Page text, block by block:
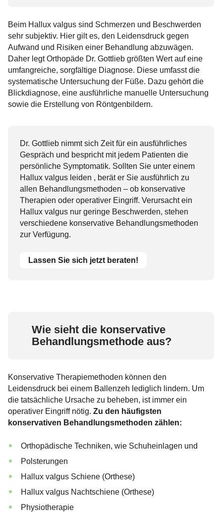
Beim Hallux valgus sind Schmerzen und Beschwerden
sehr subjektiv. Hier gilt es, den Leidensdruck gegen
Aufwand und Risiken einer Behandlung abzuwägen.
Daher legt Orthopäde Dr. Gottlieb größten Wert auf eine
umfangreiche, sorgfältige Diagnose. Diese umfasst die
systematische Untersuchung der Füße. Dazu gehört die
Blickdiagnose, eine ausführliche manuelle Untersuchung
sowie die Erstellung von Röntgenbildern.
Dr. Gottlieb nimmt sich Zeit für ein ausführliches
Gespräch und bespricht mit jedem Patienten die
persönliche Symptomatik. Sollten Sie unter einem
Hallux valgus leiden , berät er Sie ausführlich zu
allen Behandlungsmethoden – ob konservative
Therapien oder operativer Eingriff. Verursacht ein
Hallux valgus nur geringe Beschwerden, stehen
verschiedene konservative Behandlungsmethoden
zur Verfügung.
Lassen Sie sich jetzt beraten!
Wie sieht die konservative
Behandlungsmethode aus?
Konservative Therapiemethoden können den
Leidensdruck bei einem Ballenzeh lediglich lindern. Um
die tatsächliche Ursache zu beheben, ist immer ein
operativer Eingriff nötig. Zu den häufigsten
konservativen Behandlungsmethoden zählen:
Orthopädische Techniken, wie Schuheinlagen und
Polsterungen
Hallux valgus Schiene (Orthese)
Hallux valgus Nachtschiene (Orthese)
Physiotherapie